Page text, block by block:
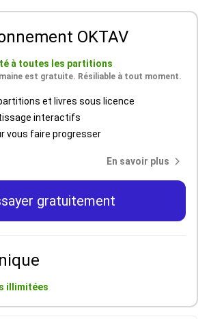
OKTAV
à toutes les partitions
est gratuite. Résiliable à tout moment.
et livres sous licence
interactifs
vous faire progresser
En savoir plus
gratuitement
illimitées